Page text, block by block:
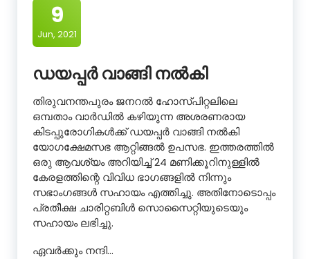
9
Jun, 2021
ഡയപ്പർ വാങ്ങി നൽകി
തിരുവനന്തപുരം ജനറൽ ഹോസ്പിറ്റലിലെ
ഒമ്പതാം വാർഡിൽ കഴിയുന്ന അശരണരായ
കിടപ്പുരോഗികൾക്ക് ഡയപ്പർ വാങ്ങി നൽകി
യോഗക്ഷേമസഭ ആറ്റിങ്ങൽ ഉപസഭ. ഇത്തരത്തിൽ
ഒരു ആവശ്യം അറിയിച്ച് 24 മണിക്കൂറിനുള്ളിൽ
കേരളത്തിന്റെ വിവിധ ഭാഗങ്ങളിൽ നിന്നും
സഭാംഗങ്ങൾ സഹായം എത്തിച്ചു. അതിനോടൊപ്പം
പ്രതീക്ഷ ചാരിറ്റബിൾ സൊസൈറ്റിയുടെയും
സഹായം ലഭിച്ചു.
ഏവർക്കും നന്ദി…